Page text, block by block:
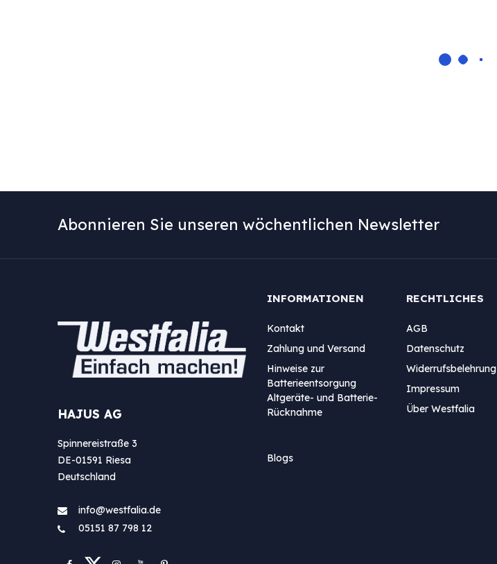
Abonnieren Sie unseren wöchentlichen Newsletter
HAJUS AG
Spinnereistraße 3
DE-01591 Riesa
Deutschland
info@westfa​lia.de
05151 87 798 12
INFORMATIONEN
Kontakt
Zahlung und Versand
Hinweise zur
Batterieentsorgung
Altgeräte- und Batterie-
Rücknahme
Blogs
RECHTLICHES
AGB
Datenschutz
Widerrufsbelehrung
Impressum
Über Westfalia